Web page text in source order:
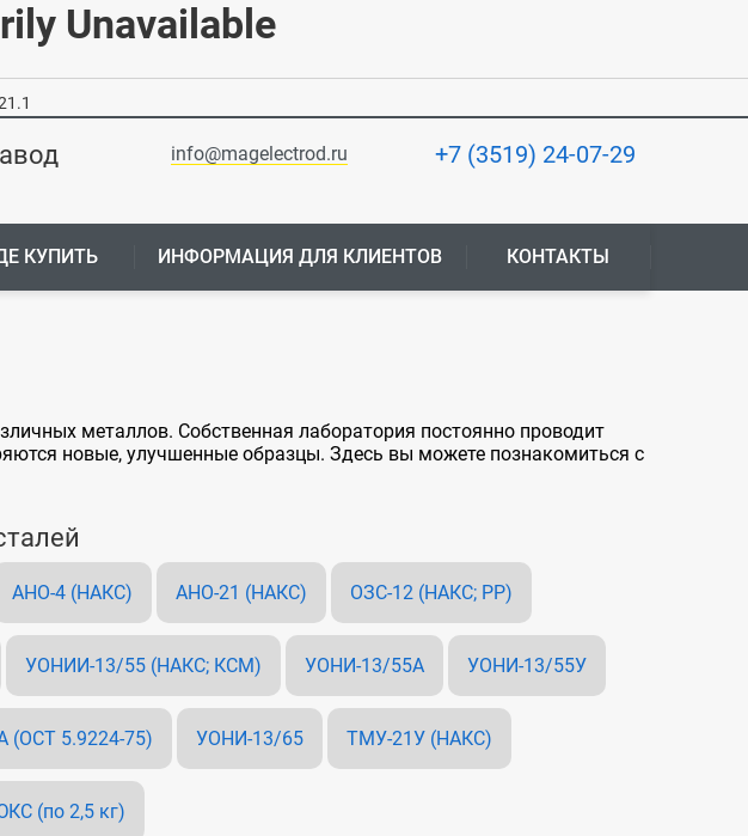
Unavailable
info@magelectrod.ru +7 (3519) 24-07-29
КУПИТЬ ИНФОРМАЦИЯ ДЛЯ КЛИЕНТОВ КОНТАКТЫ
металлов. Собственная лаборатория постоянно проводит
новые, улучшенные образцы. Здесь вы можете познакомиться с
АНО-4 (НАКС) АНО-21 (НАКС) ОЗС-12 (НАКС; РР)
УОНИИ-13/55 (НАКС; КСМ) УОНИ-13/55А УОНИ-13/55У
(ОСТ 5.9224-75) УОНИ-13/65 ТМУ-21У (НАКС)
(по 2,5 кг)